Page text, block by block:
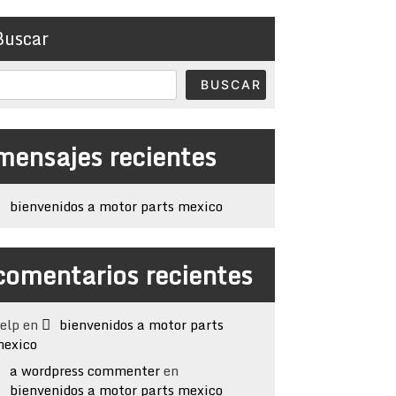
BUSCAR
recientes
bienvenidos a motor parts mexico
recientes
en
bienvenidos a motor parts
a wordpress commenteren
bienvenidos a motor parts mexico